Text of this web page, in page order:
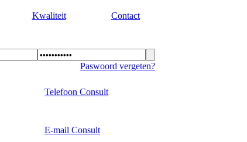
Kwaliteit Contact
Paswoord vergeten?
Telefoon Consult
E-mail Consult